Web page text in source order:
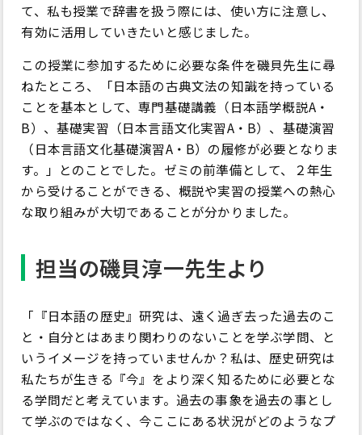
て、私も授業で辞書を扱う際には、使い方に注意し、
有効に活用していきたいと感じました。
この授業に参加するために必要な条件を磯貝先生に尋
ねたところ、「日本語の古典文法の知識を持っている
ことを基本として、専門基礎講義（日本語学概説A・
B）、基礎実習（日本言語文化実習A・B）、基礎演習
（日本言語文化基礎演習A・B）の履修が必要となりま
す。」とのことでした。ゼミの前準備として、２年生
から受けることができる、概説や実習の授業への熱心
な取り組みが大切であることが分かりました。
担当の磯貝淳一先生より
「『日本語の歴史』研究は、遠く過ぎ去った過去のこ
と・自分とはあまり関わりのないことを学ぶ学問、と
いうイメージを持っていませんか？私は、歴史研究は
私たちが生きる『今』をより深く知るために必要とな
る学問だと考えています。過去の事象を過去の事とし
て学ぶのではなく、今ここにある状況がどのようなプ